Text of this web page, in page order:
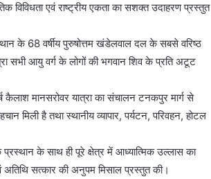
विविधता एवं राष्ट्रीय एकता का सशक्त उदाहरण प्रस्तुत
के 68 वर्षीय पुरुषोत्तम खंडेलवाल दल के सबसे वरिष्ठ
सभी आयु वर्ग के लोगों की भगवान शिव के प्रति अटूट
कैलाश मानसरोवर यात्रा का संचालन टनकपुर मार्ग से
मिली है तथा स्थानीय व्यापार, पर्यटन, परिवहन, होटल
के साथ ही पूरे क्षेत्र में आध्यात्मिक उल्लास का
अतिथि सत्कार की अनुपम मिसाल प्रस्तुत की।